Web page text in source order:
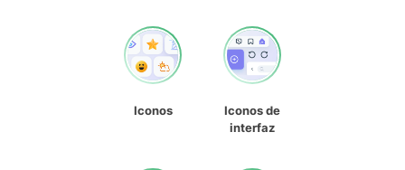
Iconos
Iconos de
interfaz